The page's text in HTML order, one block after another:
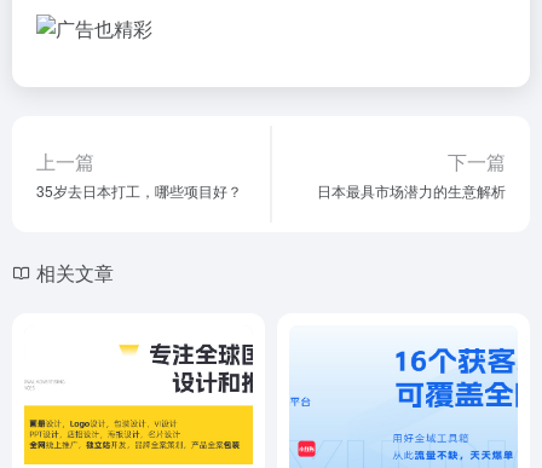
上一篇
35岁去日本打工，哪些项目好？
下一篇
日本最具市场潜力的生意解析
相关文章